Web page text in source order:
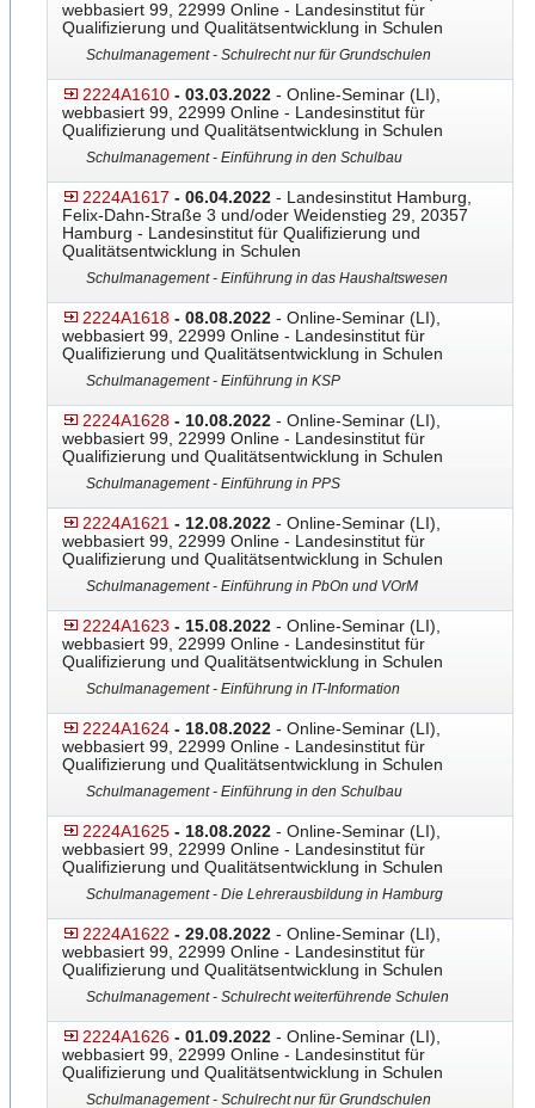
webbasiert 99, 22999 Online - Landesinstitut für
Qualifizierung und Qualitätsentwicklung in Schulen
Schulmanagement - Schulrecht nur für Grundschulen
2224A1610 - 03.03.2022 - Online-Seminar (LI),
webbasiert 99, 22999 Online - Landesinstitut für
Qualifizierung und Qualitätsentwicklung in Schulen
Schulmanagement - Einführung in den Schulbau
2224A1617 - 06.04.2022 - Landesinstitut Hamburg,
Felix-Dahn-Straße 3 und/oder Weidenstieg 29, 20357
Hamburg - Landesinstitut für Qualifizierung und
Qualitätsentwicklung in Schulen
Schulmanagement - Einführung in das Haushaltswesen
2224A1618 - 08.08.2022 - Online-Seminar (LI),
webbasiert 99, 22999 Online - Landesinstitut für
Qualifizierung und Qualitätsentwicklung in Schulen
Schulmanagement - Einführung in KSP
2224A1628 - 10.08.2022 - Online-Seminar (LI),
webbasiert 99, 22999 Online - Landesinstitut für
Qualifizierung und Qualitätsentwicklung in Schulen
Schulmanagement - Einführung in PPS
2224A1621 - 12.08.2022 - Online-Seminar (LI),
webbasiert 99, 22999 Online - Landesinstitut für
Qualifizierung und Qualitätsentwicklung in Schulen
Schulmanagement - Einführung in PbOn und VOrM
2224A1623 - 15.08.2022 - Online-Seminar (LI),
webbasiert 99, 22999 Online - Landesinstitut für
Qualifizierung und Qualitätsentwicklung in Schulen
Schulmanagement - Einführung in IT-Information
2224A1624 - 18.08.2022 - Online-Seminar (LI),
webbasiert 99, 22999 Online - Landesinstitut für
Qualifizierung und Qualitätsentwicklung in Schulen
Schulmanagement - Einführung in den Schulbau
2224A1625 - 18.08.2022 - Online-Seminar (LI),
webbasiert 99, 22999 Online - Landesinstitut für
Qualifizierung und Qualitätsentwicklung in Schulen
Schulmanagement - Die Lehrerausbildung in Hamburg
2224A1622 - 29.08.2022 - Online-Seminar (LI),
webbasiert 99, 22999 Online - Landesinstitut für
Qualifizierung und Qualitätsentwicklung in Schulen
Schulmanagement - Schulrecht weiterführende Schulen
2224A1626 - 01.09.2022 - Online-Seminar (LI),
webbasiert 99, 22999 Online - Landesinstitut für
Qualifizierung und Qualitätsentwicklung in Schulen
Schulmanagement - Schulrecht nur für Grundschulen